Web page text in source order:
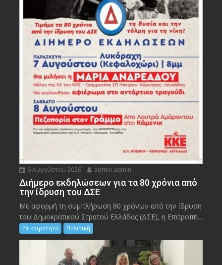
6 Αυγούστου 2026 admin admin
Διήμερο εκδηλώσεων για τα 80 χρόνια από
την ίδρυση του ΔΣΕ
Με αφορμή τη συμπλήρωση 80 χρόνων από την ίδρυση
του Δημοκρατικού Στρατού Ελλάδας (ΔΣΕ), η Επιτροπή...
Επικαιρότητα Πολιτική